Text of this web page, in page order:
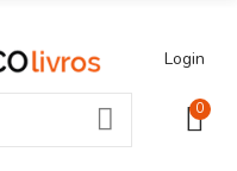
Login
0